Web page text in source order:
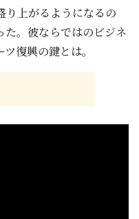
り上がるようになるの
た。彼ならではのビジネ
復興の鍵とは。